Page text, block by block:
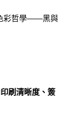
彩哲學——黑與
印刷清晰度、簽